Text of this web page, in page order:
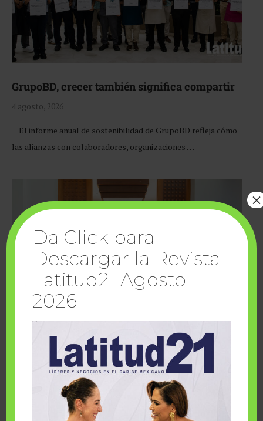
GrupoBD, crecer también significa compartir
4 agosto, 2026
El informe anual de sostenibilidad de GrupoBD refleja cómo
las alianzas con colaboradores, organizaciones …
Cuando la solidaridad inspira; cumplen
sueños Fairmont Mayakoba y Make-A-Wish
Da Click para
Descargar la Revista
Latitud21 Agosto
2026
×